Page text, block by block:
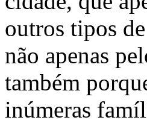
outros tipos
não apenas
também
inúmeras